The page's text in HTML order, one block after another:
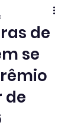
de
se
de